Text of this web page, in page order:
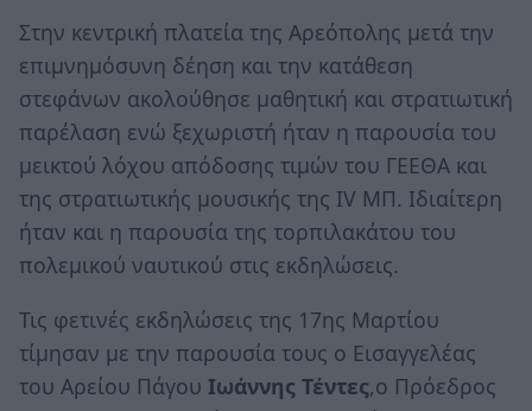
Στην κεντρική πλατεία της Αρεόπολης μετά την
επιμνημόσυνη δέηση και την κατάθεση
στεφάνων ακολούθησε μαθητική και στρατιωτική
παρέλαση ενώ ξεχωριστή ήταν η παρουσία του
μεικτού λόχου απόδοσης τιμών του ΓΕΕΘΑ και
της στρατιωτικής μουσικής της ΙV ΜΠ. Ιδιαίτερη
ήταν και η παρουσία της τορπιλακάτου του
πολεμικού ναυτικού στις εκδηλώσεις.
Τις φετινές εκδηλώσεις της 17ης Μαρτίου
τίμησαν με την παρουσία τους ο Εισαγγελέας
του Αρείου Πάγου Ιωάννης Τέντες,ο Πρόεδρος